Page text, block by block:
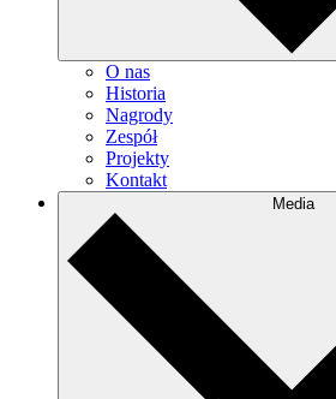
O nas
Historia
Nagrody
Zespół
Projekty
Kontakt
Media